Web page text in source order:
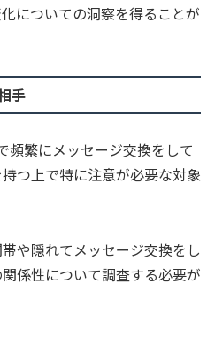
についての洞察を得ることが
手
頻繁にメッセージ交換をして
つ上で特に注意が必要な対象
や隠れてメッセージ交換をし
係性について調査する必要が